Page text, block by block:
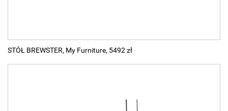
STÓŁ BREWSTER, My Furniture, 5492 zł